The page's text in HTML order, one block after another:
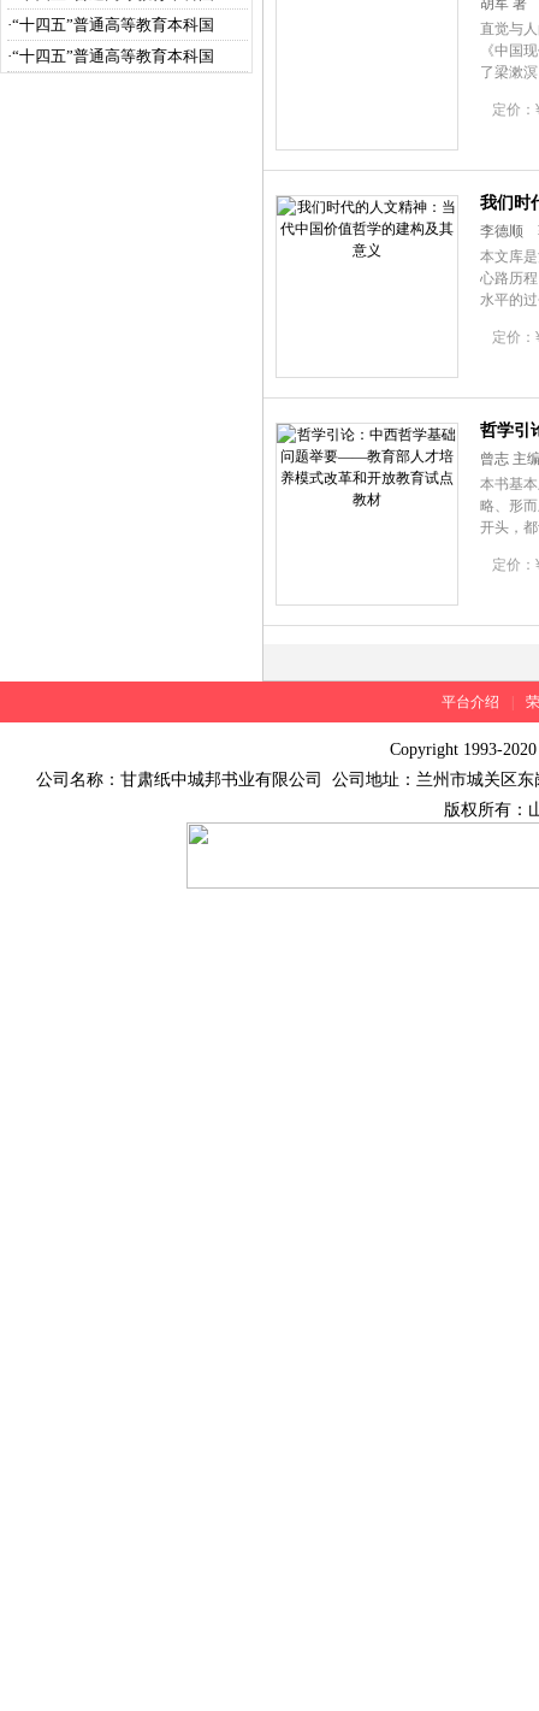
·“十四五”普通高等教育本科国
·“十四五”普通高等教育本科国
胡军 著
直觉与
《中国
了梁漱
定价
我们时
李德顺
本文库
心路历
水平的
定价
哲学引
曾志 主
本书基
略、形
开头，
定价
平台介绍
Copyright 1993-
公司名称：甘肃纸中城邦书业有限公司 公司地址：兰州市城关区东
版权所有：